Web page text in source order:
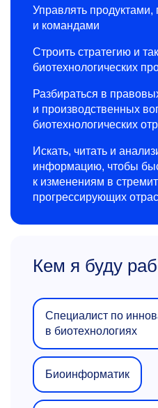
Управлять продуктами,
и командами
Строить стратегию и
биотехнологических
Разбираться в
и производственных
биотехнологических
Искать, читать и
информацию, чтобы
к изменениям в
прогрессирующих
Кем я буду
Специалист по
в биотехнологиях
Биоинформатик